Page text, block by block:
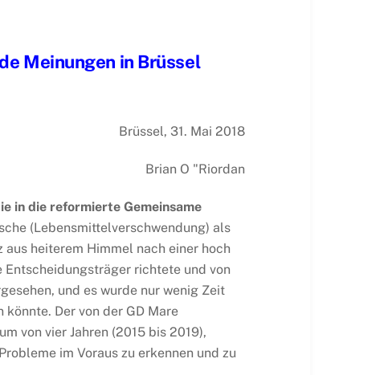
Meinungen in Brüssel
Brüssel, 31. Mai 2018
Brian O "Riordan
in die reformierte Gemeinsame
(Lebensmittelverschwendung) als
heiterem Himmel nach einer hoch
richtete und von
und es wurde nur wenig Zeit
Der von der GD Mare
von vier Jahren (2015 bis 2019),
im Voraus zu erkennen und zu